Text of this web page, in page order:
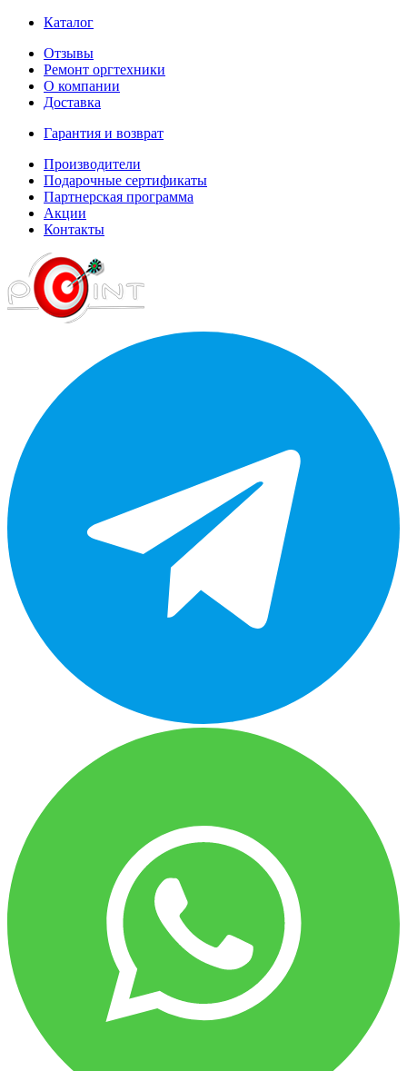
Каталог
Отзывы
Ремонт оргтехники
О компании
Доставка
Гарантия и возврат
Производители
Подарочные сертификаты
Партнерская программа
Акции
Контакты